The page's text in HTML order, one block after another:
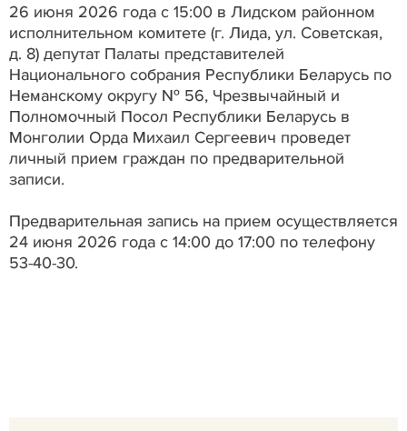
26 июня 2026 года с 15:00 в Лидском районном
исполнительном комитете (г. Лида, ул. Советская,
д. 8) депутат Палаты представителей
Национального собрания Республики Беларусь по
Неманскому округу № 56, Чрезвычайный и
Полномочный Посол Республики Беларусь в
Монголии Орда Михаил Сергеевич проведет
личный прием граждан по предварительной
записи.
Предварительная запись на прием осуществляется
24 июня 2026 года с 14:00 до 17:00 по телефону
53-40-30.